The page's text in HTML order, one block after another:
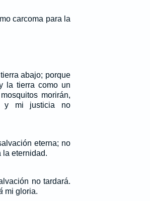
carcoma para la
abajo; porque
la tierra como un
morirán,
y mi justicia no
eterna; no
la eternidad.
no tardará.
mi gloria.